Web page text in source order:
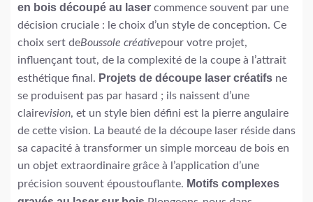
en bois découpé au laser commence souvent par une
décision cruciale : le choix d’un style de conception. Ce
choix sert deBoussole créativepour votre projet,
influençant tout, de la complexité de la coupe à l’attrait
esthétique final. Projets de découpe laser créatifs ne
se produisent pas par hasard ; ils naissent d’une
clairevision, et un style bien défini est la pierre angulaire
de cette vision. La beauté de la découpe laser réside dans
sa capacité à transformer un simple morceau de bois en
un objet extraordinaire grâce à l’application d’une
précision souvent époustouflante. Motifs complexes